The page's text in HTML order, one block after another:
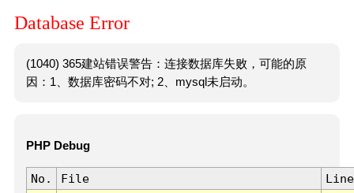
Database Error
(1040) 365建站错误警告：连接数据库失败，可能的原
因：1、数据库密码不对; 2、mysql未启动。
PHP Debug
No. File
Line